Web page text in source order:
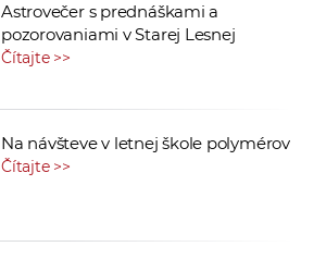
Astrovečer s prednáškami a
pozorovaniami v Starej Lesnej
Čítajte >>
Na návšteve v letnej škole polymérov
Čítajte >>